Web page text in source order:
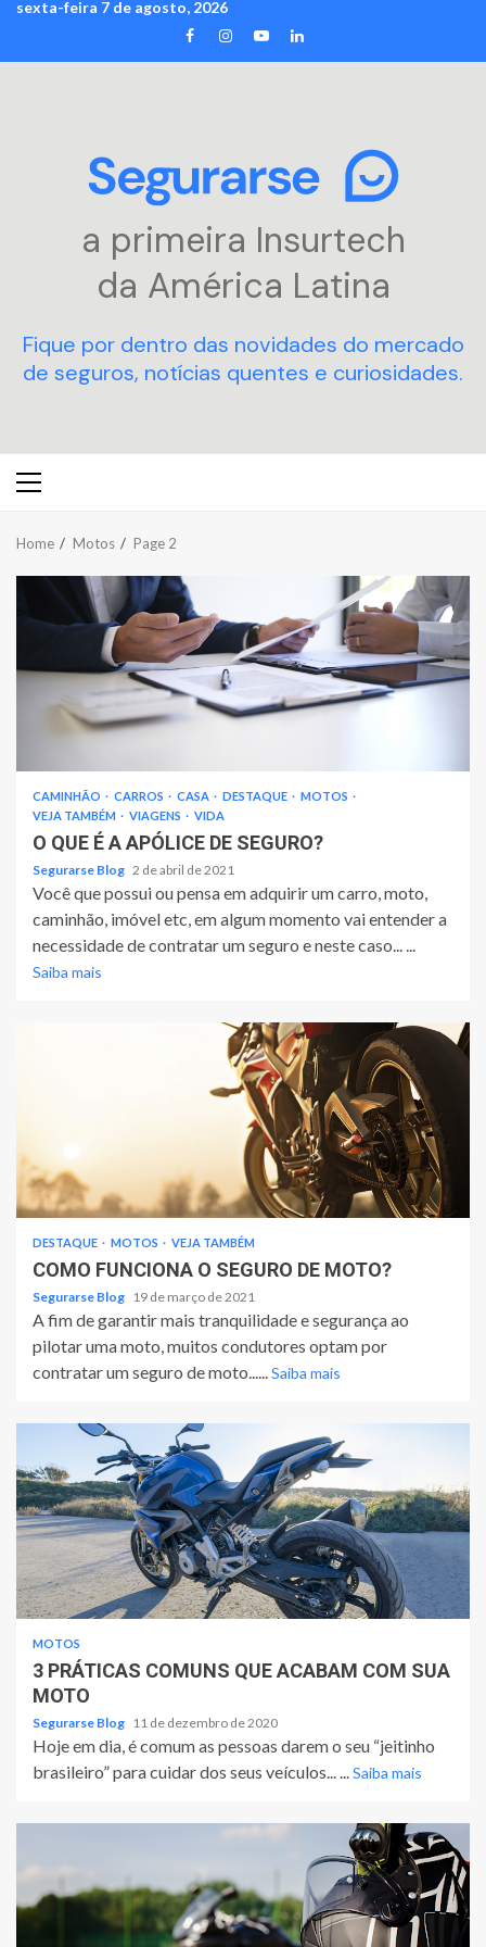
Skip
content
sexta-feira 7 de agosto, 2026
FACEBOOK
INSTAGRAM
YOUTUBE
LINKEDIN
a primeira Insurtech
da América Latina
Fique por dentro das novidades do mercado
de seguros, notícias quentes e curiosidades.
Primary
Home Motos Page 2
CAMINHÃO CARROS CASA DESTAQUE
MOTOS
VEJA TAMBÉM
VIAGENS VIDA
O QUE É A APÓLICE DE SEGURO?
Segurarse Blog 2 de abril de 2021
Você que possui ou pensa em adquirir um carro, moto,
caminhão, imóvel etc, em algum momento vai entender a
necessidade de contratar um seguro e neste caso... ...
Saiba mais
DESTAQUE MOTOS VEJA TAMBÉM
COMO FUNCIONA O SEGURO DE MOTO?
Segurarse Blog 19 de março de 2021
A fim de garantir mais tranquilidade e segurança ao
pilotar uma moto, muitos condutores optam por
contratar um seguro de moto......Saiba mais
MOTOS
3 PRÁTICAS COMUNS QUE ACABAM COM SUA
MOTO
Segurarse Blog 11 de dezembro de 2020
Hoje em dia, é comum as pessoas darem o seu “jeitinho
brasileiro” para cuidar dos seus veículos... ...Saiba mais